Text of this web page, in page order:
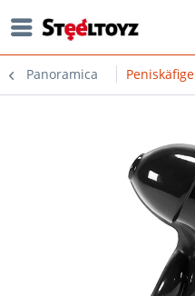
Panoramica Peniskäfige